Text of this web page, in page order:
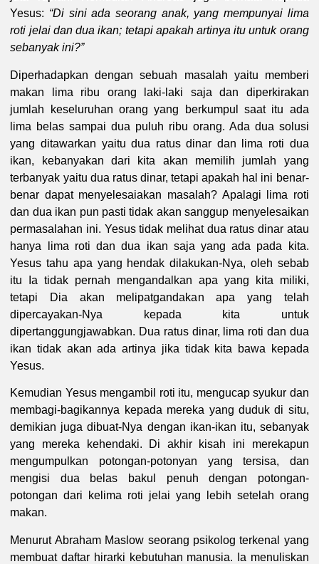
Yesus: “Di sini ada seorang anak, yang mempunyai lima
roti jelai dan dua ikan; tetapi apakah artinya itu untuk orang
sebanyak ini?”
Diperhadapkan dengan sebuah masalah yaitu memberi
makan lima ribu orang laki-laki saja dan diperkirakan
jumlah keseluruhan orang yang berkumpul saat itu ada
lima belas sampai dua puluh ribu orang. Ada dua solusi
yang ditawarkan yaitu dua ratus dinar dan lima roti dua
ikan, kebanyakan dari kita akan memilih jumlah yang
terbanyak yaitu dua ratus dinar, tetapi apakah hal ini benar-
benar dapat menyelesaiakan masalah? Apalagi lima roti
dan dua ikan pun pasti tidak akan sanggup menyelesaikan
permasalahan ini. Yesus tidak melihat dua ratus dinar atau
hanya lima roti dan dua ikan saja yang ada pada kita.
Yesus tahu apa yang hendak dilakukan-Nya, oleh sebab
itu Ia tidak pernah mengandalkan apa yang kita miliki,
tetapi Dia akan melipatgandakan apa yang telah
dipercayakan-Nya kepada kita untuk
dipertanggungjawabkan. Dua ratus dinar, lima roti dan dua
ikan tidak akan ada artinya jika tidak kita bawa kepada
Yesus.
Kemudian Yesus mengambil roti itu, mengucap syukur dan
membagi-bagikannya kepada mereka yang duduk di situ,
demikian juga dibuat-Nya dengan ikan-ikan itu, sebanyak
yang mereka kehendaki. Di akhir kisah ini merekapun
mengumpulkan potongan-potonyan yang tersisa, dan
mengisi dua belas bakul penuh dengan potongan-
potongan dari kelima roti jelai yang lebih setelah orang
makan.
Menurut Abraham Maslow seorang psikolog terkenal yang
membuat daftar hirarki kebutuhan manusia. Ia menuliskan